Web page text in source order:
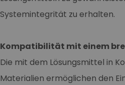
Systemintegrität zu erhalten.
Kompatibilität mit einem
Die mit dem Lösungsmittel in
Materialien ermöglichen den